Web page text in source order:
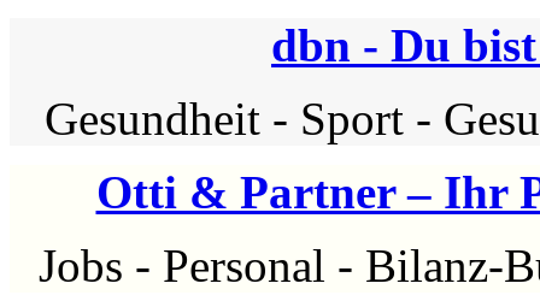
dbn - Du
Gesundheit - Sport -
Otti & Partner – Ihr
Jobs - Personal - Bilanz-